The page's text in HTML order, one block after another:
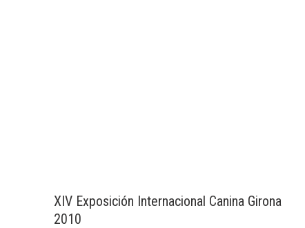
XIV Exposición Internacional Canina Girona
2010